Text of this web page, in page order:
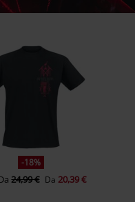
-18%
24,99 € Da 20,39 €